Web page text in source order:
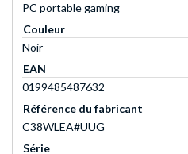
PC portable gaming
Couleur
Noir
EAN
0199485487632
Référence du fabricant
C38WLEA#UUG
Série